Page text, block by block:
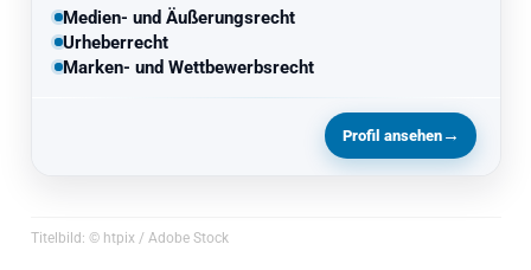
Medien- und Äußerungsrecht
Urheberrecht
Marken- und Wettbewerbsrecht
Profil ansehen→
Titelbild: © htpix / Adobe Stock